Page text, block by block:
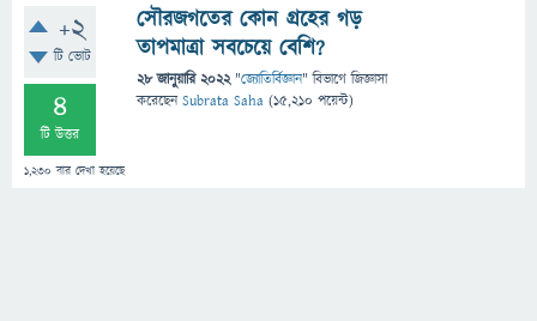
+2
টি ভোট
4
টি উত্তর
1,230 বার দেখা হয়েছে
সৌরজগতের কোন গ্রহের গড়
তাপমাত্রা সবচেয়ে বেশি?
28 জানুয়ারি 2022 "জ্যোতির্বিজ্ঞান" বিভাগে জিজ্ঞাসা
করেছেনSubrata Saha (15,210 পয়েন্ট)